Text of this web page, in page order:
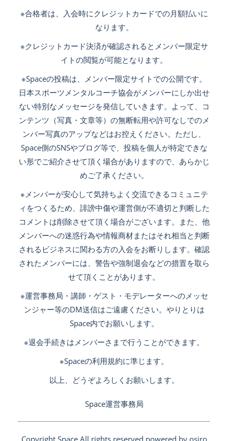
※合格者は、入会時にクレジットカードでの月額払いに
なります。
※クレジットカード決済が確認されるとメンバー限定サ
イトの閲覧が可能となります。
※Spaceの投稿は、メンバー限定サイトでの公開です。
日本スポーツメンタルコーチ協会がメンバーにしか出せ
ない特別なメッセージを発信していきます。よって、コ
ンテンツ（写真・文章等）の無断転用や許可なしでのメ
ンバー写真のアップなどはお控えください。ただし、
Space側のSNSやブログ等で、投稿を個人が特定できな
い形でご紹介させて頂く場合がありますので、あらかじ
めご了承ください。
※メンバーが安心して気持ちよく交流できるコミュニテ
ィをつくるため、誹謗中傷や運営側が不適切と判断した
コメントは削除させて頂く場合がございます。また、他
メンバーへの迷惑行為や情報商材またはそれ相当と判断
されるビジネスに関わる方の入会をお断りします。確認
されたメンバーには、警告や強制退会などの措置を取ら
せて頂くことがあります。
※運営事務局・講師・ゲスト・モデレーターへのメッセ
ンジャー等のDM送信はご遠慮ください。やりとりは
Space内でお願いします。
※退会手続きはメンバーさまで行うことができます。
※Spaceの利用規約に準じます。
以上、どうぞよろしくお願いします。
Space運営事務局
Copyright Space All rights reserved.powered by osiro